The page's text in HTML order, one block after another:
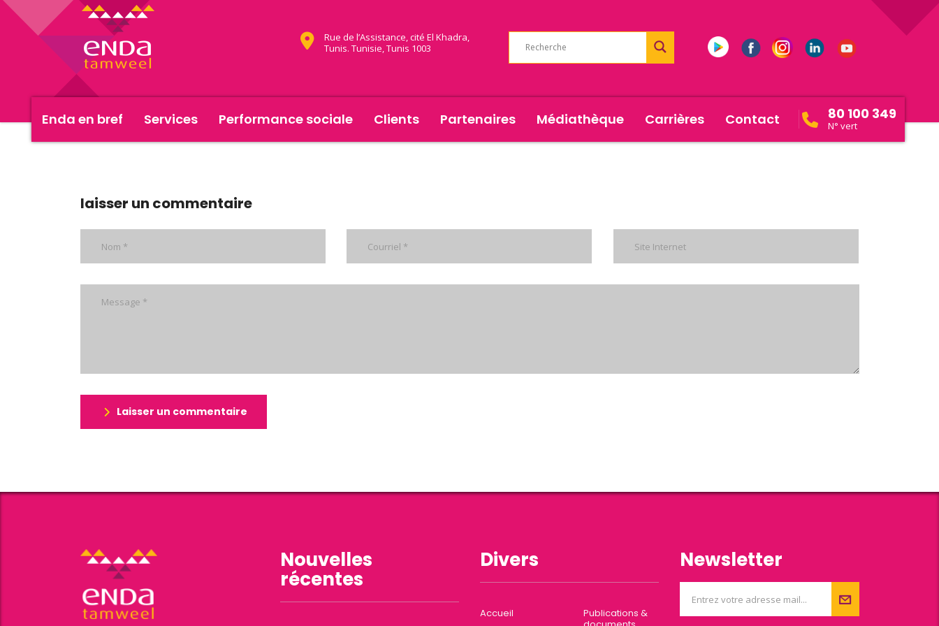
Rue de l’Assistance, cité El Khadra,
Tunis. Tunisie, Tunis 1003
Enda en bref Services Performance sociale Clients Partenaires Médiathèque Carrières Contact 80 100 349
N° vert
laisser un commentaire
Laisser un commentaire
Nouvelles
récentes
Divers
Accueil
Publications &
Newsletter